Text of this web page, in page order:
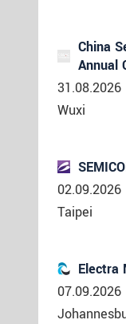
China
Annual
31.08.2026
Wuxi
02.09.2026
Taipei
Electra
07.09.2026